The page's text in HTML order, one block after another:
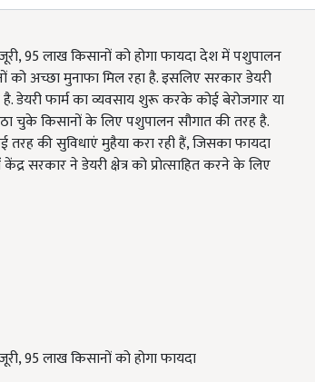
95 लाख किसानों को होगा फायदा देश में पशुपालन
को अच्छा मुनाफा मिल रहा है. इसलिए सरकार डेयरी
डेयरी फार्म का व्यवसाय शुरू करके कोई बेरोजगार या
चुके किसानों के लिए पशुपालन सौगात की तरह है.
की सुविधाएं मुहैया करा रही हैं, जिसका फायदा
ने डेयरी क्षेत्र को प्रोत्साहित करने के लिए
95 लाख किसानों को होगा फायदा